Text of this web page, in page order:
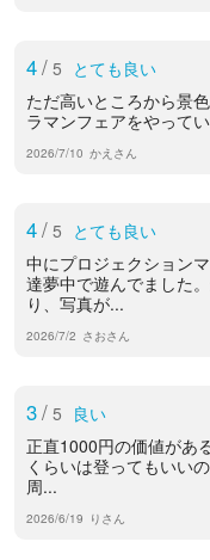
4/ 5 とても良い
ただ高いところから景
ラマンフェアをやって
2026/7/10 かえさん
4/ 5 とても良い
中にプロジェクション
達夢中で遊んでました
り、写真が...
2026/7/2 さおさん
3/ 5 良い
正直1000円の価値があ
くらいは登ってもいい
周...
2026/6/19 りさん